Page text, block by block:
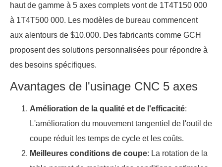
haut de gamme à 5 axes complets vont de 1T4T150 000
à 1T4T500 000. Les modèles de bureau commencent
aux alentours de $10.000. Des fabricants comme GCH
proposent des solutions personnalisées pour répondre à
des besoins spécifiques.
Avantages de l'usinage CNC 5 axes
Amélioration de la qualité et de l'efficacité:
L'amélioration du mouvement tangentiel de l'outil de
coupe réduit les temps de cycle et les coûts.
Meilleures conditions de coupe: La rotation de la